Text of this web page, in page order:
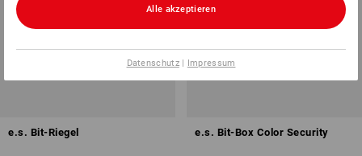
e.s. Bit-Riegel e.s. Bit-Box Color Security
Alle akzeptieren
Datenschutz| Impressum